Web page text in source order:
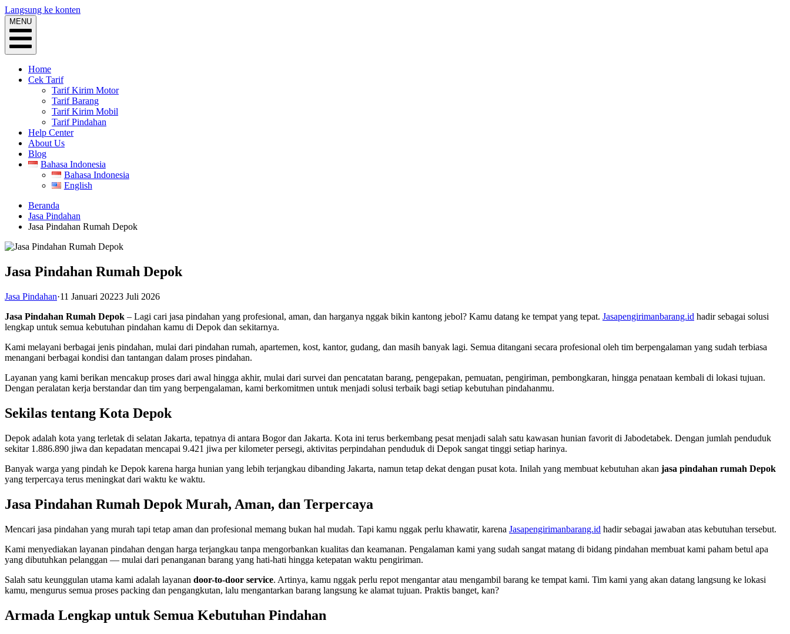
Langsung ke konten
MENU
Home
Cek Tarif
Tarif Kirim Motor
Tarif Barang
Tarif Kirim Mobil
Tarif Pindahan
Help Center
About Us
Blog
Bahasa Indonesia
Bahasa Indonesia
English
Beranda
Jasa Pindahan
Jasa Pindahan Rumah Depok
Jasa Pindahan Rumah Depok
Jasa Pindahan·11 Januari 20223 Juli 2026
Jasa Pindahan Rumah Depok – Lagi cari jasa pindahan yang profesional, aman, dan harganya nggak bikin kantong jebol? Kamu datang ke tempat yang tepat. Jasapengirimanbarang.id hadir sebagai solusi
lengkap untuk semua kebutuhan pindahan kamu di Depok dan sekitarnya.
Kami melayani berbagai jenis pindahan, mulai dari pindahan rumah, apartemen, kost, kantor, gudang, dan masih banyak lagi. Semua ditangani secara profesional oleh tim berpengalaman yang sudah terbiasa
menangani berbagai kondisi dan tantangan dalam proses pindahan.
Layanan yang kami berikan mencakup proses dari awal hingga akhir, mulai dari survei dan pencatatan barang, pengepakan, pemuatan, pengiriman, pembongkaran, hingga penataan kembali di lokasi tujuan.
Dengan peralatan kerja berstandar dan tim yang berpengalaman, kami berkomitmen untuk menjadi solusi terbaik bagi setiap kebutuhan pindahanmu.
Sekilas tentang Kota Depok
Depok adalah kota yang terletak di selatan Jakarta, tepatnya di antara Bogor dan Jakarta. Kota ini terus berkembang pesat menjadi salah satu kawasan hunian favorit di Jabodetabek. Dengan jumlah penduduk
sekitar 1.886.890 jiwa dan kepadatan mencapai 9.421 jiwa per kilometer persegi, aktivitas perpindahan penduduk di Depok sangat tinggi setiap harinya.
Banyak warga yang pindah ke Depok karena harga hunian yang lebih terjangkau dibanding Jakarta, namun tetap dekat dengan pusat kota. Inilah yang membuat kebutuhan akan jasa pindahan rumah Depok
yang terpercaya terus meningkat dari waktu ke waktu.
Jasa Pindahan Rumah Depok Murah, Aman, dan Terpercaya
Mencari jasa pindahan yang murah tapi tetap aman dan profesional memang bukan hal mudah. Tapi kamu nggak perlu khawatir, karena Jasapengirimanbarang.id hadir sebagai jawaban atas kebutuhan tersebut.
Kami menyediakan layanan pindahan dengan harga terjangkau tanpa mengorbankan kualitas dan keamanan. Pengalaman kami yang sudah sangat matang di bidang pindahan membuat kami paham betul apa
yang dibutuhkan pelanggan — mulai dari penanganan barang yang hati-hati hingga ketepatan waktu pengiriman.
Salah satu keunggulan utama kami adalah layanan door-to-door service. Artinya, kamu nggak perlu repot mengantar atau mengambil barang ke tempat kami. Tim kami yang akan datang langsung ke lokasi
kamu, mengurus semua proses packing dan pengangkutan, lalu mengantarkan barang langsung ke alamat tujuan. Praktis banget, kan?
Armada Lengkap untuk Semua Kebutuhan Pindahan